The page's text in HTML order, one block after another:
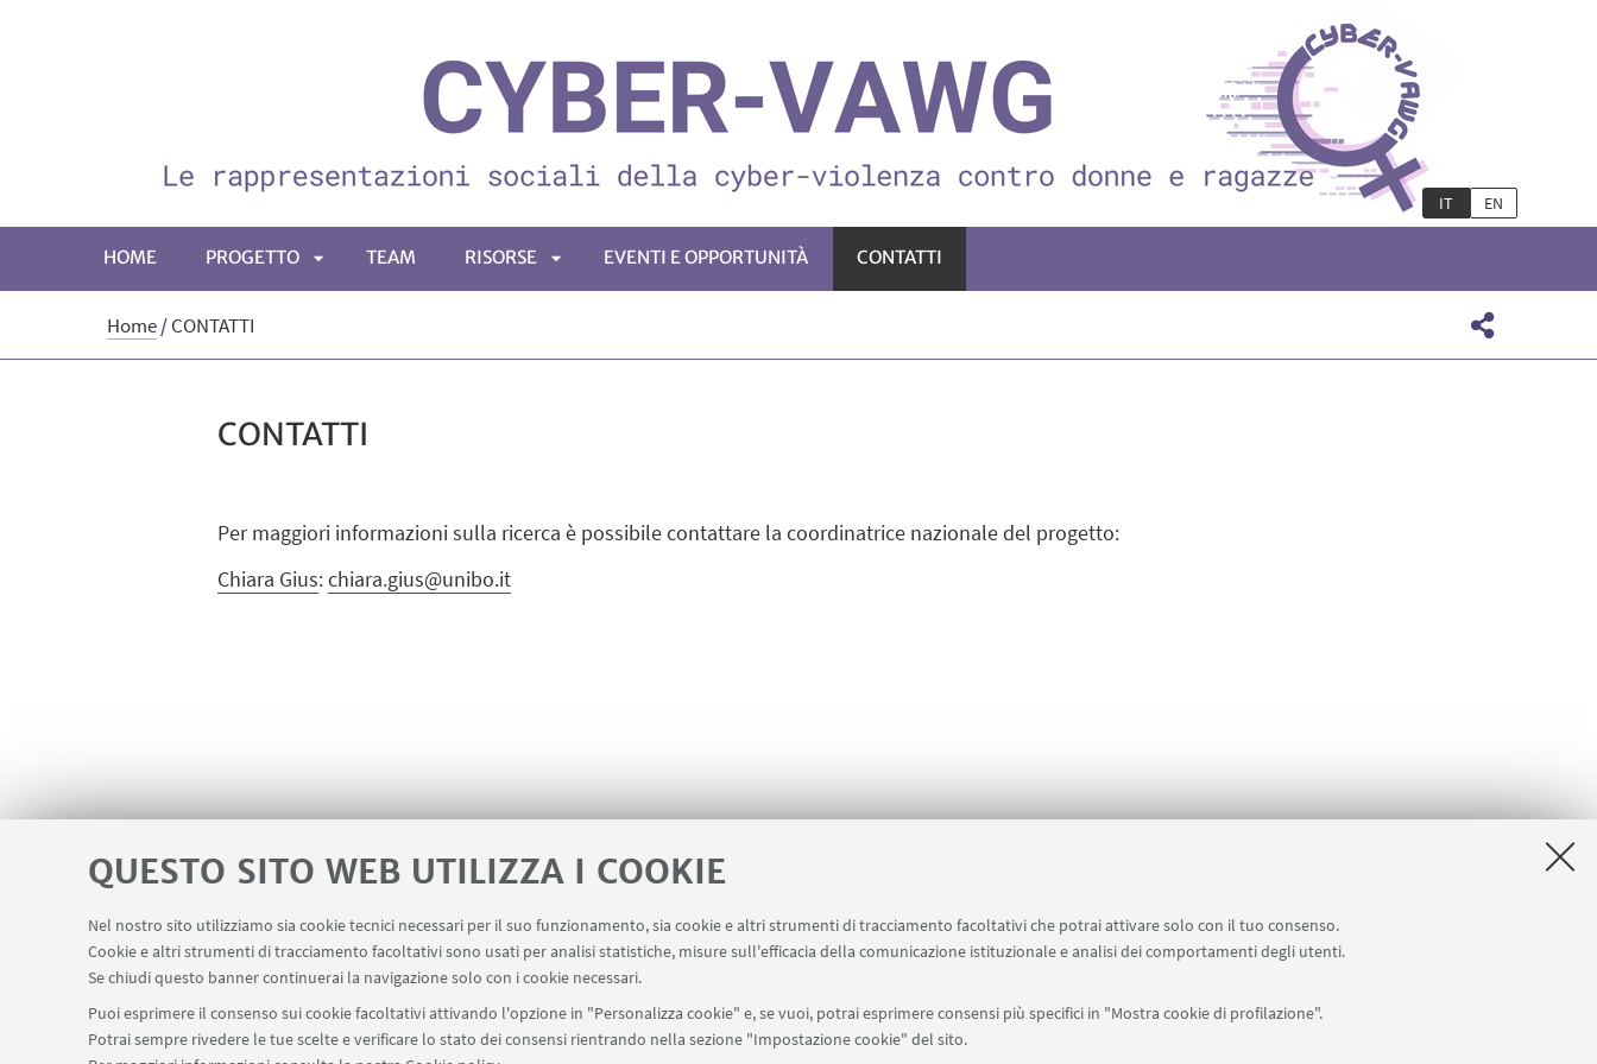
QUESTO SITO WEB UTILIZZA I COOKIE
Nel nostro sito utilizziamo sia cookie tecnici necessari per il suo funzionamento, sia cookie e altri strumenti di tracciamento facoltativi che potrai attivare solo con il tuo consenso.
Cookie e altri strumenti di tracciamento facoltativi sono usati per analisi statistiche, misure sull'efficacia della comunicazione istituzionale e analisi dei comportamenti degli utenti.
Se chiudi questo banner continuerai la navigazione solo con i cookie necessari.
Puoi esprimere il consenso sui cookie facoltativi attivando l'opzione in "Personalizza cookie" e, se vuoi, potrai esprimere consensi più specifici in "Mostra cookie di profilazione".
Potrai sempre rivedere le tue scelte e verificare lo stato dei consensi rientrando nella sezione "Impostazione cookie" del sito.
IT EN
HOME PROGETTO TEAM RISORSE EVENTI E OPPORTUNITÀ CONTATTI
Home/CONTATTI
CONTATTI
Per maggiori informazioni sulla ricerca è possibile contattare la coordinatrice nazionale del progetto:
Chiara Gius:chiara.gius@unibo.it